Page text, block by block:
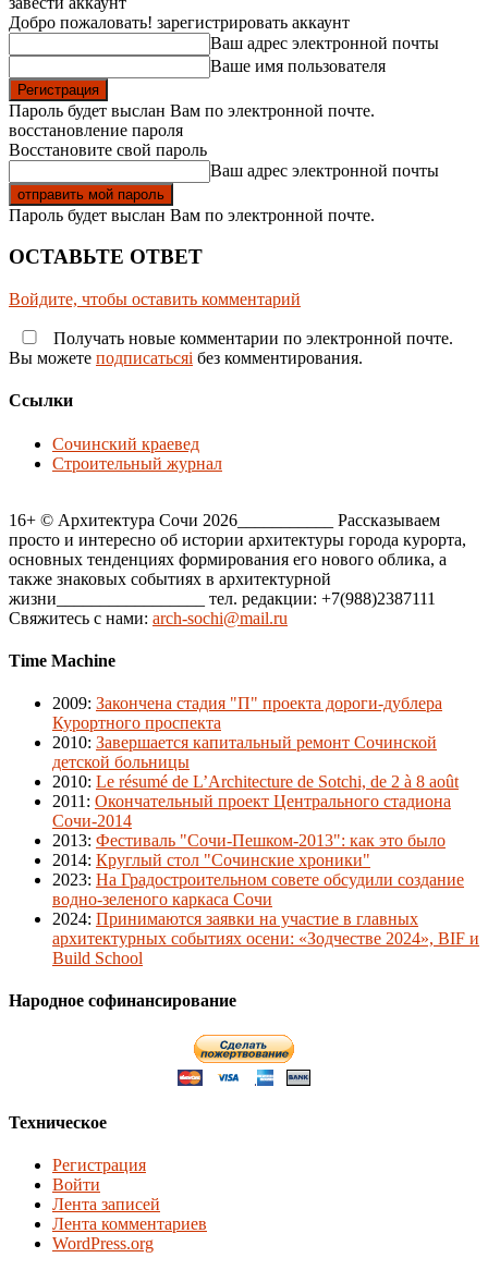
Добро пожаловать! зарегистрировать аккаунт
Ваш адрес электронной почты
Ваше имя пользователя
Пароль будет выслан Вам по электронной почте.
восстановление пароля
Восстановите свой пароль
Ваш адрес электронной почты
Пароль будет выслан Вам по электронной почте.
ОСТАВЬТЕ ОТВЕТ
Войдите, чтобы оставить комментарий
Получать новые комментарии по электронной почте.
Вы можете подписатьсяi без комментирования.
Ссылки
Сочинский краевед
Строительный журнал
16+ © Архитектура Сочи 2026___________ Рассказываем
просто и интересно об истории архитектуры города курорта,
основных тенденциях формирования его нового облика, а
также знаковых событиях в архитектурной
жизни_________________ тел. редакции: +7(988)2387111
Свяжитесь с нами: arch-sochi@mail.ru
Time Machine
2009: Закончена стадия "П" проекта дороги-дублера
Курортного проспекта
2010: Завершается капитальный ремонт Сочинской
детской больницы
2010: Le résumé de L’Architecture de Sotchi, de 2 à 8 août
2011 : Окончательный проект Центрального стадиона
Сочи-2014
2013: Фестиваль "Сочи-Пешком-2013": как это было
2014: Круглый стол "Сочинские хроники"
2023: На Градостроительном совете обсудили создание
водно-зеленого каркаса Сочи
2024: Принимаются заявки на участие в главных
архитектурных событиях осени: «Зодчестве 2024», BIF и
Build School
Народное софинансирование
Техническое
Регистрация
Войти
Лента записей
Лента комментариев
WordPress.org